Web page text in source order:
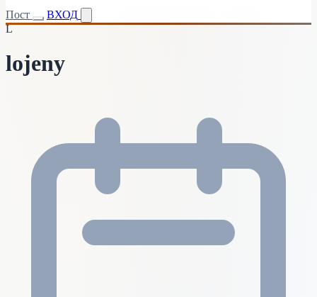
Пост
ВХОД
L
lojeny